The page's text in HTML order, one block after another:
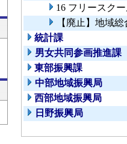
16 フリースク
【廃止】地域
統計課
男女共同参画推進課
東部振興課
中部地域振興局
西部地域振興局
日野振興局